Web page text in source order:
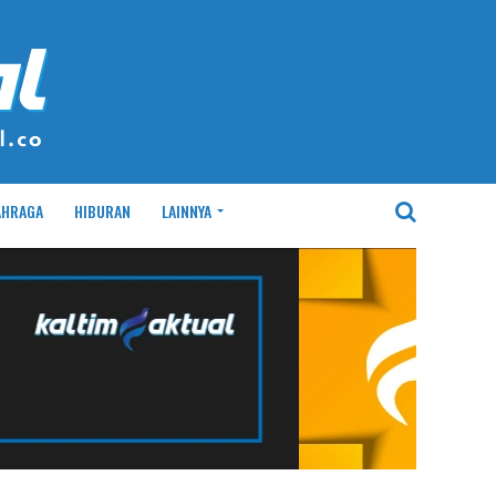
HIBURAN LAINNYA